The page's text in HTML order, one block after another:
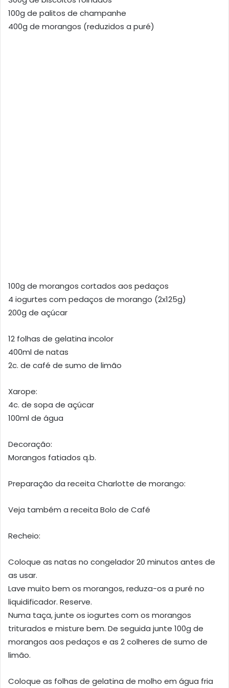
100g de palitos de champanhe
400g de morangos (reduzidos a puré)
100g de morangos cortados aos pedaços
4 iogurtes com pedaços de morango (2x125g)
200g de açúcar
12 folhas de gelatina incolor
400ml de natas
2c. de café de sumo de limão
Xarope:
4c. de sopa de açúcar
100ml de água
Decoração:
Morangos fatiados q.b.
Preparação da receita Charlotte de morango:
Veja também a receita Bolo de Café
Recheio:
Coloque as natas no congelador 20 minutos antes de
as usar.
Lave muito bem os morangos, reduza-os a puré no
liquidificador. Reserve.
Numa taça, junte os iogurtes com os morangos
triturados e misture bem. De seguida junte 100g de
morangos aos pedaços e as 2 colheres de sumo de
limão.
Coloque as folhas de gelatina de molho em água fria